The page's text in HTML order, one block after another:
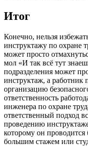
Итог
Конечно, нельзя
инструктажу по охране
может просто
мол «И так всё тут
подразделения может
инструктаж, а работник
организацию
ответственность
инженера по охране
ответственный подход
проведению
которому он
большим стажем или